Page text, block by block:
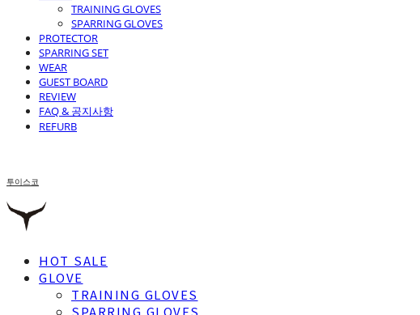
TRAINING GLOVES
SPARRING GLOVES
PROTECTOR
SPARRING SET
WEAR
GUEST BOARD
REVIEW
FAQ & 공지사항
REFURB
투이스코
HOT SALE
GLOVE
TRAINING GLOVES
SPARRING GLOVES